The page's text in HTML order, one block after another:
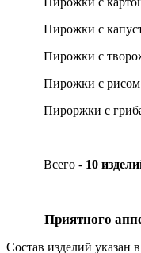
Пирожки с
Пирожки с
Пирожки с
Пироржки с
Всего - 10
Приятного
Состав изделий указан